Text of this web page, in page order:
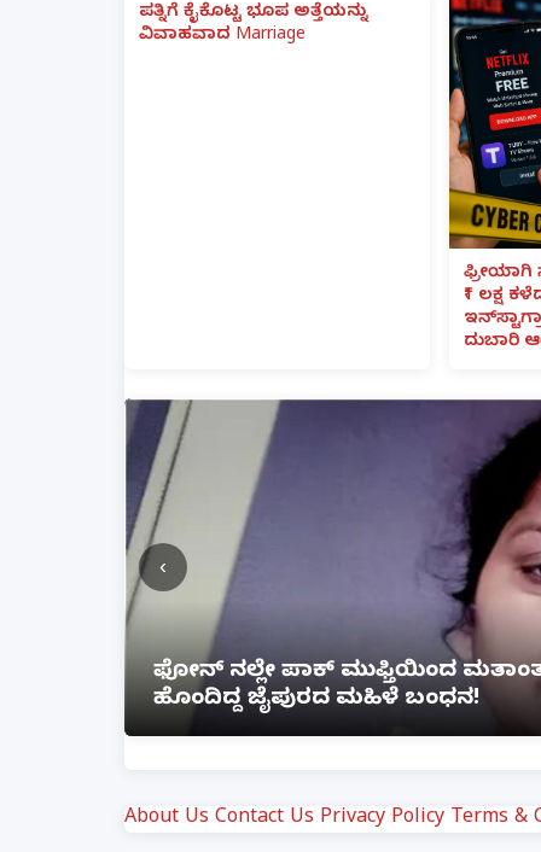
ಪತ್ನಿಗೆ ಕೈಕೊಟ್ಟ ಭೂಪ ಅತ್ತೆಯನ್ನು
ವಿವಾಹವಾದ Marriage
₹1 ಲಕ್ಷ
ದುಬಾರಿ
ಲಕ್ನೋ ಗೇಮಿಂಗ್ ಜೋನ್‌ನಲ್ಲಿ ಭೀಕರ
ಗಾಯ
‹
About Us Contact Us Privacy Policy Terms &